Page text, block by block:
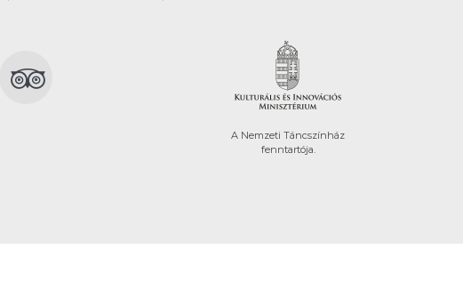
A Nemzeti Táncszínház
fenntartója.